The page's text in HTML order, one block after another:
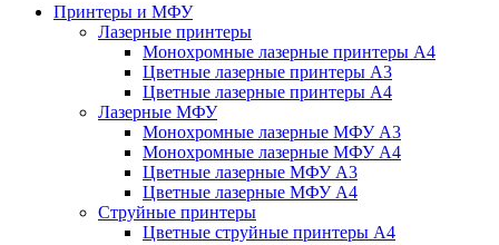
Принтеры и МФУ
Лазерные принтеры
Монохромные лазерные принтеры А4
Цветные лазерные принтеры А3
Цветные лазерные принтеры А4
Лазерные МФУ
Монохромные лазерные МФУ А3
Монохромные лазерные МФУ А4
Цветные лазерные МФУ А3
Цветные лазерные МФУ А4
Струйные принтеры
Цветные струйные принтеры А4